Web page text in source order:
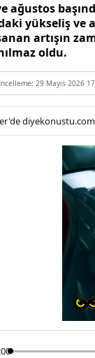
ağustos
yükseliş ve
artışın
oldu.
29 Mayıs 2026